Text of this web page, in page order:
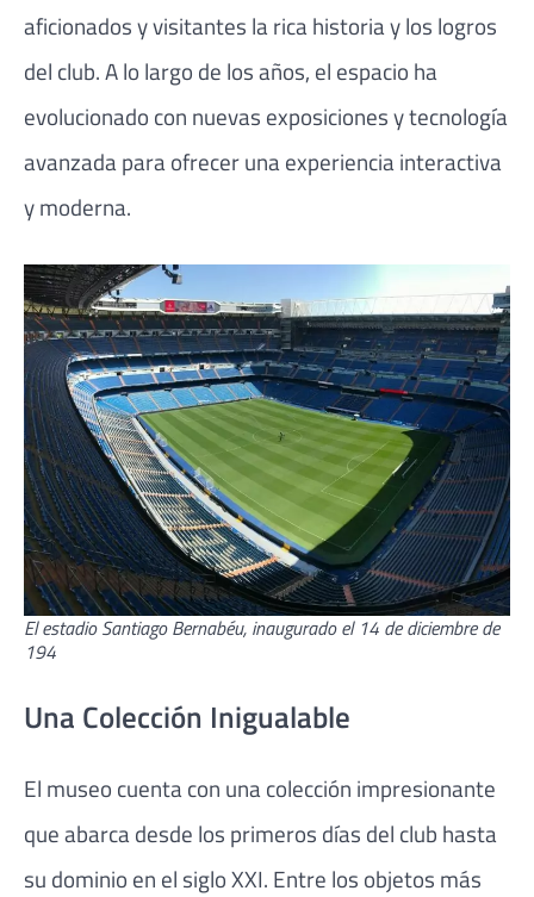
aficionados y visitantes la rica historia y los logros
del club. A lo largo de los años, el espacio ha
evolucionado con nuevas exposiciones y tecnología
avanzada para ofrecer una experiencia interactiva
y moderna.
El estadio Santiago Bernabéu, inaugurado el 14 de diciembre de
194
Una Colección Inigualable
El museo cuenta con una colección impresionante
que abarca desde los primeros días del club hasta
su dominio en el siglo XXI. Entre los objetos más